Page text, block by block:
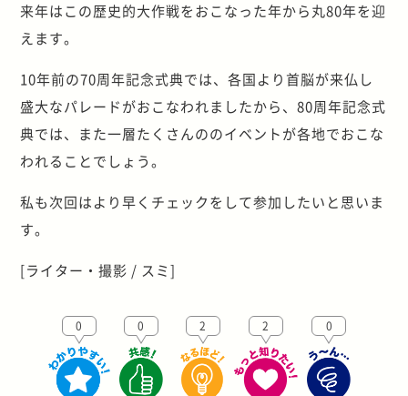
来年はこの歴史的大作戦をおこなった年から丸80年を迎
えます。
10年前の70周年記念式典では、各国より首脳が来仏し
盛大なパレードがおこなわれましたから、80周年記念式
典では、また一層たくさんののイベントが各地でおこな
われることでしょう。
私も次回はより早くチェックをして参加したいと思いま
す。
[ライター・撮影 / スミ]
0 0 2 2 0